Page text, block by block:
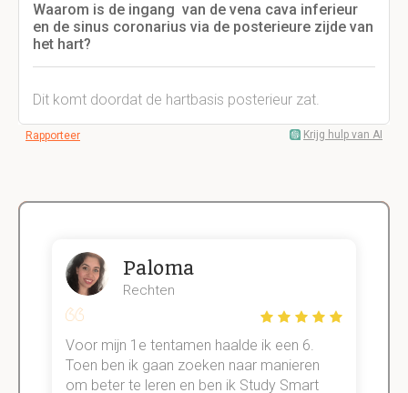
Waarom is de ingang van de vena cava inferieur
en de sinus coronarius via de posterieure zijde van
het hart?
Dit komt doordat de hartbasis posterieur zat.
Rapporteer Krijg hulp van AI
Paloma
Rechten
Voor mijn 1e tentamen haalde ik een 6.
Toen ben ik gaan zoeken naar manieren
om beter te leren en ben ik Study Smart